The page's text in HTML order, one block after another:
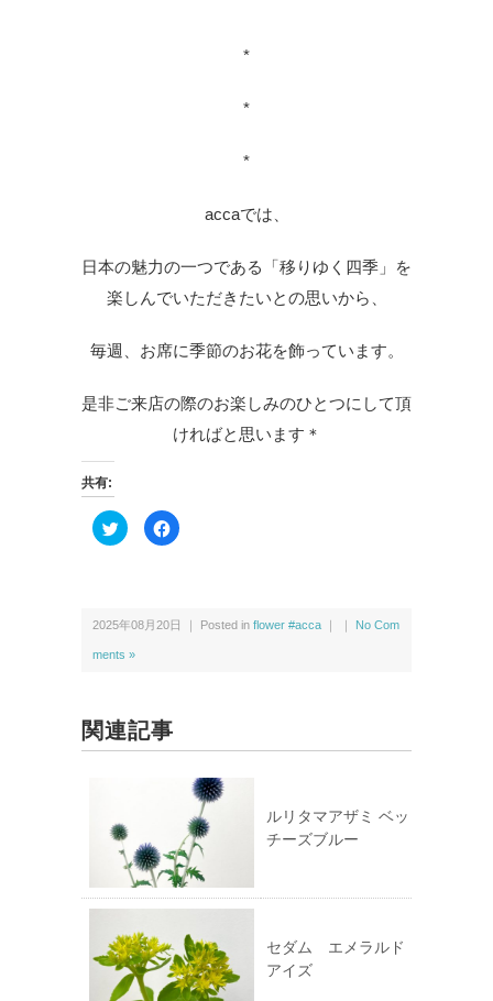
*
*
*
accaでは、
日本の魅力の一つである「移りゆく四季」を
楽しんでいただきたいとの思いから、
毎週、お席に季節のお花を飾っています。
是非ご来店の際のお楽しみのひとつにして頂
ければと思います＊
共有:
ク
リ
w
i
t
有
(新
し
ウ
で
開
き
ま
す)
F
a
k
で
ク
リ
ッ
い
(新
し
い
ウ
ィ
ウ
で
開
き
2025年08月20日 ｜ Posted in flower #acca ｜ ｜ No Com
ments »
関連記事
ルリタマアザミ ベッ
チーズブルー
セダム エメラルド
アイズ